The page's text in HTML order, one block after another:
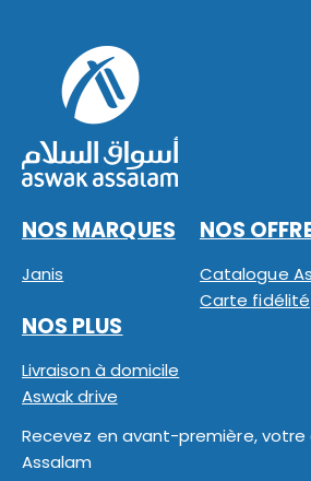
NOS MARQUES
Janis
NOS
Catalogue
Carte fidélité
NOS PLUS
Livraison à domicile
Aswak drive
Recevez en avant-première,
Assalam